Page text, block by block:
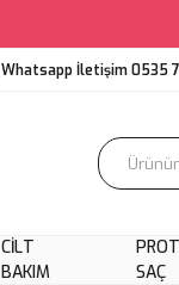
Whatsapp İletişim 0535
CILT
BAKIM
SAÇ